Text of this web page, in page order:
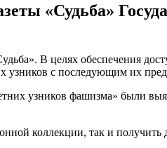
«Судьба»
В целях обеспечения
узников с последующим их
узников фашизма» были
коллекции, так и получить